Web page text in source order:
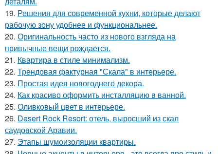
19. Решения для современной кухни, которые делают
рабочую зону удобнее и функциональнее.
20. Оригинальность часто из нового взгляда на
привычные вещи рождается.
21. Квартира в стиле минимализм.
22. Трендовая фактурная "Скала" в интерьере.
23. Простая идея новогоднего декора.
24. Как красиво оформить инсталляцию в ванной.
25. Оливковый цвет в интерьере.
26. Desert Rock Resort: отель, выросший из скал
саудовской Аравии.
27. Этапы шумоизоляции квартиры.